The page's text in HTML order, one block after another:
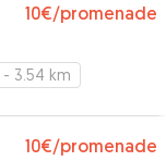
10€/promenade
- 3.54 km
10€/promenade